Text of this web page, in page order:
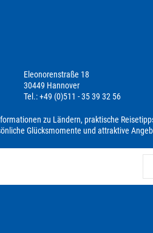
Eleonorenstraße 18
30449 Hannover
Tel.: +49 (0)511 - 35 39 32 56
zu Ländern, praktische
Glücksmomente und attraktive